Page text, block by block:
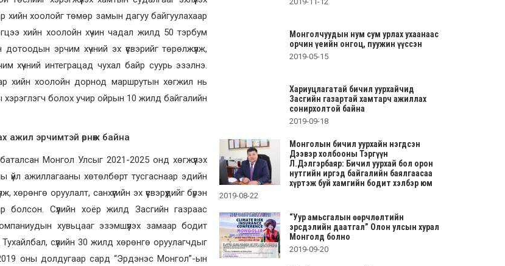
хийн хоолойг төмөр замын дагуу байгуулахаар
хийн хоолойн хүчин чадал жилд 50 тэрбум
эрчим хүчний эх үүсвэрийг төрөлжүүлж,
хүчний интеграцад чухал байр суурь эзэлнэ.
хийн хоолойн дорнод маршрутын хөгжил нь
болох учир ойрын 10 жилд байгалийн
ажил эрчимтэй өрнөж байна
Монгол Улсыг 2021-2025 онд хөгжүүлэх
үйл ажиллагааны хөтөлбөрт тусгаснаар эдийн
оруулалт, санхүүгийн эх үүсвэрүүдийг бүрэн
болсон. Сүүлийн хоёр жилд Засгийн газраас
хувьцааг эзэмшүүлэх замаар бодит
сүүлийн 30 жилд хөрөнгө оруулагчдыг
оны долдугаар сард “Эрдэнэс Монгол”-ын
Монголчуудын нум сум урлах ухаанаас
орчин үеийн онгоц, пуужин үүссэн
2019-05-15
Хариуцлагатай бичил уурхайчид
Засгийн газартай хамтарч ажиллах
сонирхолтой байна
2019-09-18
Монголын бичил уурхайн нэгдсэн
Дээвэр холбооны Тэргүүн
Л.Дэлгэрбаяр: Бичил уурхай бол орон
нутгийн иргэд байгалийн баялгаасаа
хүртэж буй хамгийн бодит хэлбэр юм
2019-08-22
“Уур амьсгалын өөрчлөлтийн
эрсдэлийн даатгал” Олон улсын хурал
Монголд болно
2019-09-20